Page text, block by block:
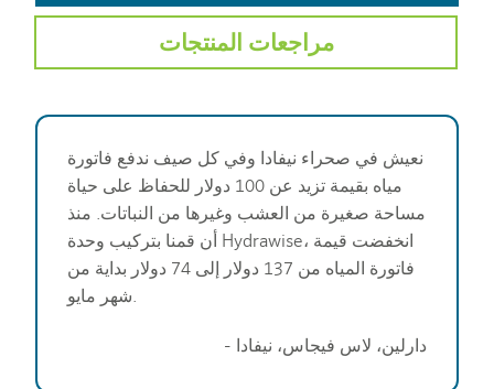
مراجعات المنتجات
نعيش في صحراء نيفادا وفي كل صيف ندفع فاتورة
مياه بقيمة تزيد عن 100 دولار للحفاظ على حياة
مساحة صغيرة من العشب وغيرها من النباتات. منذ
أن قمنا بتركيب وحدة Hydrawise، انخفضت قيمة
فاتورة المياه من 137 دولار إلى 74 دولار بداية من
شهر مايو.
- دارلين، لاس فيجاس، نيفادا